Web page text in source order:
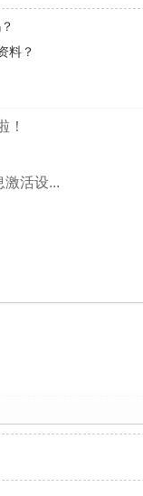
料？
！
激活设...